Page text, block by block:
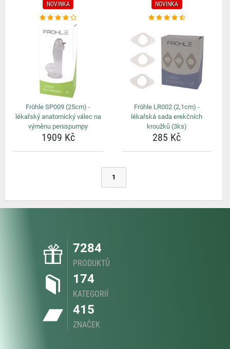
NOVINKA
Fröhle SP009 (25cm) -
lékařský anatomický válec na
výměnu penispumpy
1909 Kč
NOVINKA
Fröhle LR002 (2,1cm) -
lékařská sada erekčních
kroužků (3ks)
285 Kč
1
7284
PRODUKTŮ
174
KATEGORIÍ
415
ZNAČEK